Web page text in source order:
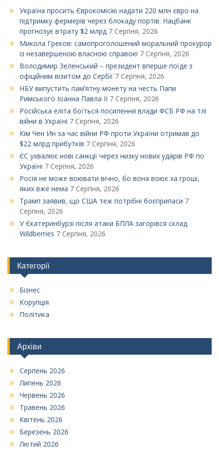
Україна просить Єврокомісію надати 220 млн євро на
підтримку фермерів через блокаду портів. Нацбанк
прогнозує втрату $2 млрд 7 Серпня, 2026
Микола Греков: самопроголошений моральний прокурор
із незавершеною власною справою 7 Серпня, 2026
Володимир Зеленський – президент вперше поїде з
офіційним візитом до Сербії 7 Серпня, 2026
НБУ випустить памʼятну монету на честь Папи
Римського Іоанна Павла ІІ 7 Серпня, 2026
Російська еліта боїться посилення влади ФСБ РФ на тлі
війни в Україні 7 Серпня, 2026
Кім Чен Ин за час війни РФ проти України отримав до
$22 млрд прибутків 7 Серпня, 2026
ЄС ухвалює нові санкції через низку нових ударів РФ по
Україні 7 Серпня, 2026
Росія не може воювати вічно, бо вона воює ха гроші,
яких вже нема 7 Серпня, 2026
Трамп заявив, що США теж потрібні боєприпаси 7
Серпня, 2026
У Єкатеринбурзі після атаки БПЛА загорівся склад
Wildberries 7 Серпня, 2026
Категорії
Бізнес
Корупція
Політика
Архіви
Серпень 2026
Липень 2026
Червень 2026
Травень 2026
Квітень 2026
Березень 2026
Лютий 2026